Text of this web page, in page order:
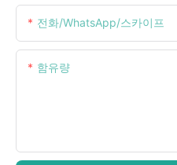
전화/WhatsApp/스카이프
함유량